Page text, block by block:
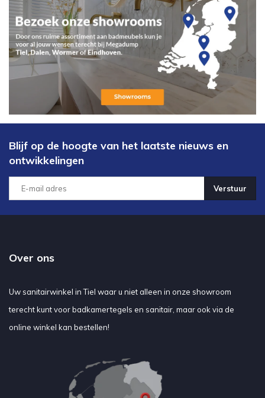
Blijf op de hoogte van het laatste nieuws en
ontwikkelingen
Verstuur
Over ons
Uw sanitairwinkel in Tiel waar u niet alleen in onze showroom
terecht kunt voor badkamertegels en sanitair, maar ook via de
online winkel kan bestellen!